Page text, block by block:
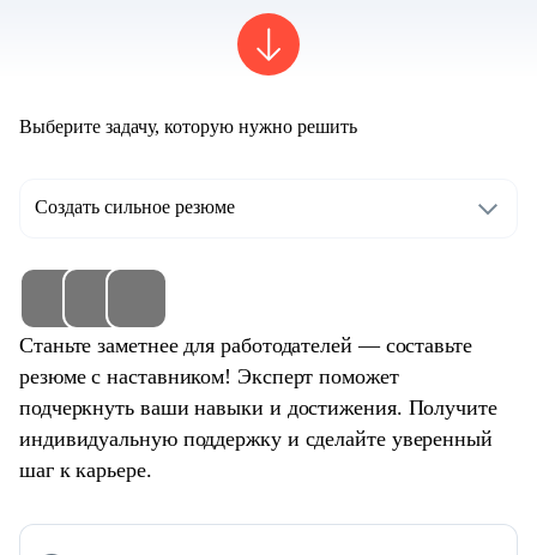
Выберите задачу, которую нужно решить
Создать сильное резюме
Станьте заметнее для работодателей — составьте
резюме с наставником! Эксперт поможет
подчеркнуть ваши навыки и достижения. Получите
индивидуальную поддержку и сделайте уверенный
шаг к карьере.